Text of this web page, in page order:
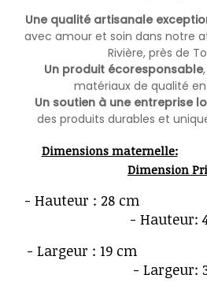
Une qualité artisanale
avec amour et soin dans notre
Rivière, près de
Un produit écoresponsable
matériaux de qualité
Un soutien à une entreprise
des produits durables et
Dimensions maternelle:
Dimension
- Hauteur
- Hauteur:
- Largeur
- Largeur: